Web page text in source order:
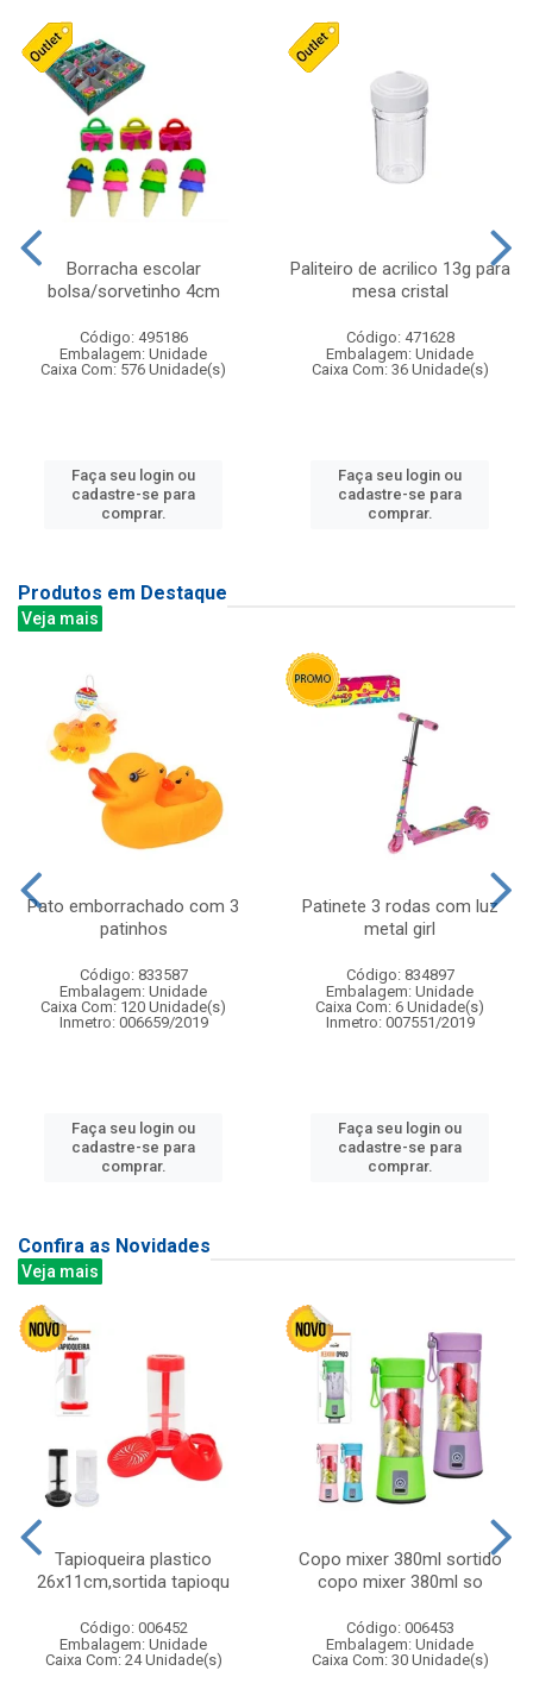
Borracha escolar
bolsa/sorvetinho 4cm
Código: 495186
Embalagem: Unidade
Caixa Com: 576 Unidade(s)
Faça seu login ou
cadastre-se para
comprar.
Paliteiro de acrilico 13g para
mesa cristal
Código: 471628
Embalagem: Unidade
Caixa Com: 36 Unidade(s)
Faça seu login ou
cadastre-se para
comprar.
Produtos em Destaque
Veja mais
Pato emborrachado com 3
patinhos
Código: 833587
Embalagem: Unidade
Caixa Com: 120 Unidade(s)
Inmetro: 006659/2019
Faça seu login ou
cadastre-se para
comprar.
Patinete 3 rodas com luz
metal girl
Código: 834897
Embalagem: Unidade
Caixa Com: 6 Unidade(s)
Inmetro: 007551/2019
Faça seu login ou
cadastre-se para
comprar.
Confira as Novidades
Veja mais
Tapioqueira plastico
26x11cm,sortida tapioqu
Código: 006452
Embalagem: Unidade
Caixa Com: 24 Unidade(s)
Copo mixer 380ml sortido
copo mixer 380ml so
Código: 006453
Embalagem: Unidade
Caixa Com: 30 Unidade(s)